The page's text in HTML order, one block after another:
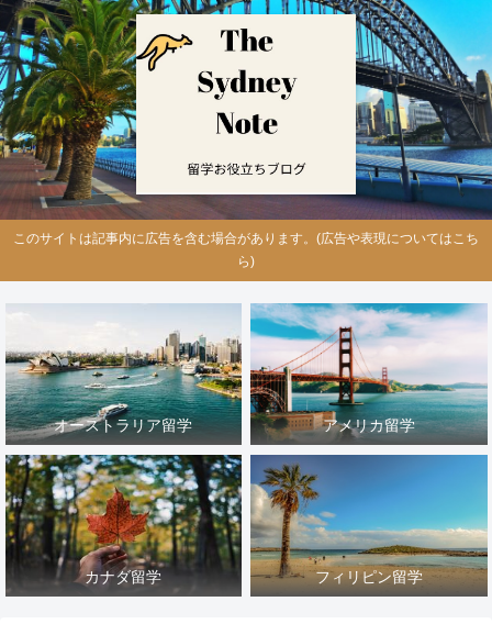
このサイトは記事内に広告を含む場合があります。(広告や表現についてはこち
ら)
オーストラリア留学 アメリカ留学
カナダ留学 フィリピン留学